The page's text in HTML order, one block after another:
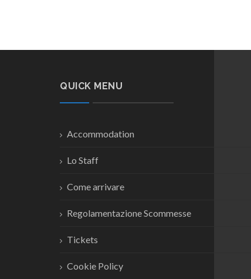
QUICK MENU
Accommodation
Lo Staff
Come arrivare
Regolamentazione Scommesse
Tickets
Cookie Policy